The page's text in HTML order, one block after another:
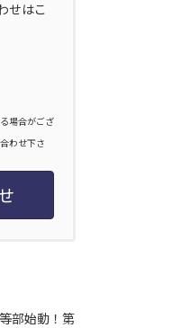
せはこ
場合がござ
わせ下さ
部始動！第